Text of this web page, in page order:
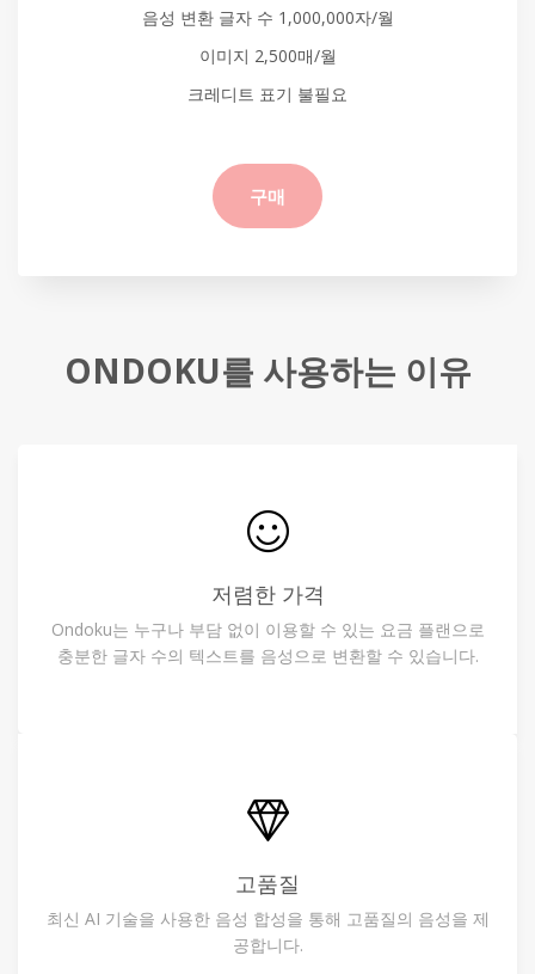
음성 변환 글자 수 1,000,000자/월
이미지 2,500매/월
크레디트 표기 불필요
구매
ONDOKU를 사용하는 이유
저렴한 가격
Ondoku는 누구나 부담 없이 이용할 수 있는 요금 플랜으로
충분한 글자 수의 텍스트를 음성으로 변환할 수 있습니다.
고품질
최신 AI 기술을 사용한 음성 합성을 통해 고품질의 음성을 제
공합니다.